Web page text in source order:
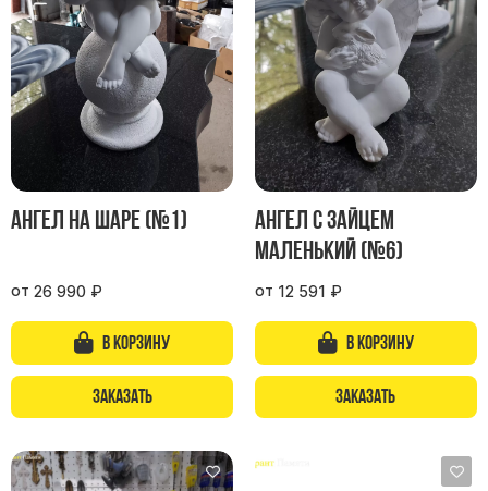
Буквы из латуни
Цоколь из гранита
Ограды из гранита
Ограды из чугуна
Столбы для ограды чугун
Ограды металл
Столы и лавки
Тротуарная плитка
Вазы полимерные
Подсвечники
Венки
Вазы из гранита
Скульптуры в полный рост
Ангел на шаре (№1)
от 26 990 ₽
В корзину
Заказать
Ангел с зайцем
маленький (№6)
от 12 591 ₽
В корзину
Заказать